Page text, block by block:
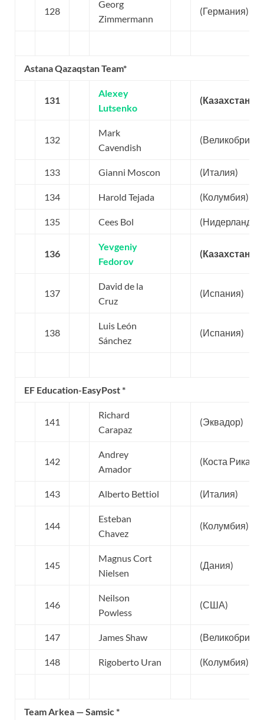
128
Georg
Zimmermann
(Германия)
Astana Qazaqstan Team*
131
Alexey
Lutsenko
(Казахстан)
132
Mark
Cavendish
133 Gianni Moscon (Италия)
134 Harold Tejada (Колумбия)
135 Cees Bol (Нидерланды)
136
Yevgeniy
Fedorov
(Казахстан)
137
David de la
Cruz
(Испания)
138
Luis León
Sánchez
(Испания)
EF Education-EasyPost *
141
Richard
Carapaz
(Эквадор)
142
Andrey
Amador
(Коста Рика)
143 Alberto Bettiol (Италия)
144
Esteban
Chavez
(Колумбия)
145
Magnus Cort
Nielsen
(Дания)
146
Neilson
Powless
(США)
147 James Shaw
148 Rigoberto Uran (Колумбия)
Team Arkea — Samsic *